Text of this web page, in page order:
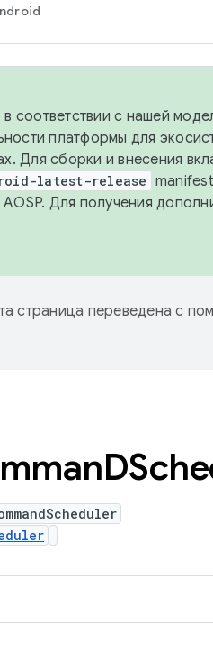
соответствии с нашей
платформы для
Для сборки и внесения
latest-release
Для получения
страница переведена с